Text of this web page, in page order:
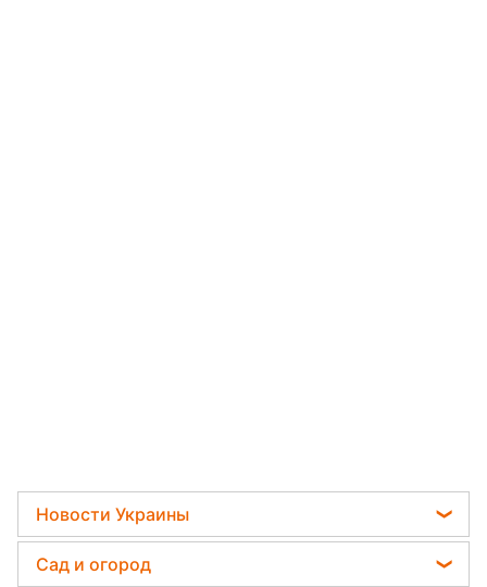
Новости Украины
Мобилизация
Сад и огород